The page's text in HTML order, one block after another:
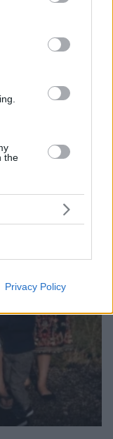
party tags to
in below Google
the
Privacy Policy